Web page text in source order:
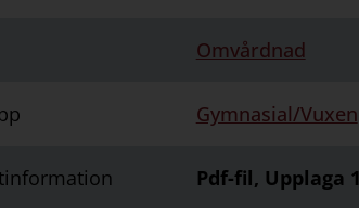
Omvårdnad
Gymnasial/Vuxen
Pdf-fil, Upplaga 1